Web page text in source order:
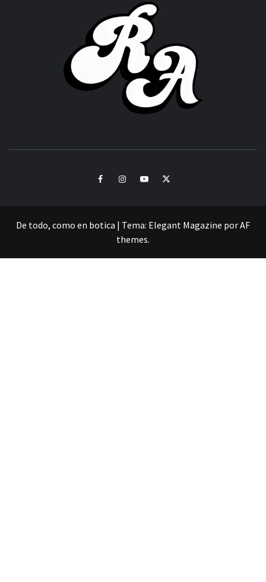
FacebookInstagramYoutubeTwitter
De todo, como en botica | Tema: Elegant Magazine porAF
themes.